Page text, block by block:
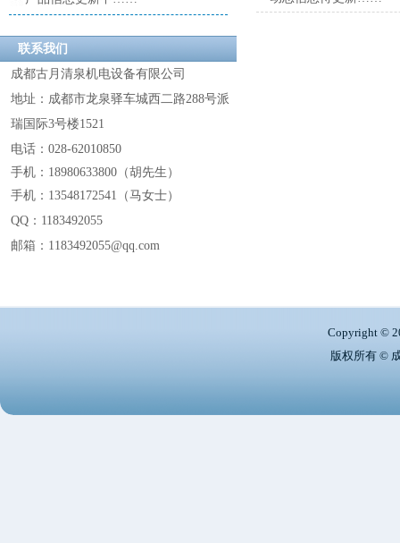
联系我们
成都古月清泉机电设备有限公司
地址：成都市龙泉驿车城西二路288号派
瑞国际3号楼1521
电话：028-62010850
手机：18980633800 （胡先生 ）
手机：13548172541 （马女士）
QQ： 1183492055
邮箱：1183492055@qq.com
Copyright ©
版权所有 ©